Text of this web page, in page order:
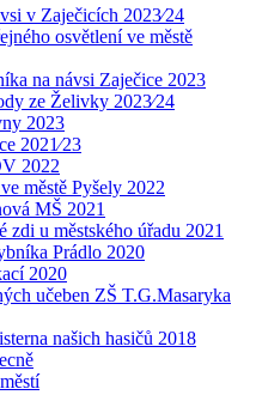
v Zaječicích 2023⁄24
osvětlení ve městě
na návsi Zaječice 2023
ze Želivky 2023⁄24
2023
2021⁄23
2022
městě Pyšely 2022
MŠ 2021
zdi u městského úřadu 2021
Prádlo 2020
2020
učeben ZŠ T.G.Masaryka
našich hasičů 2018